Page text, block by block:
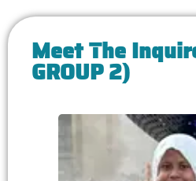
Meet The
GROUP 2)